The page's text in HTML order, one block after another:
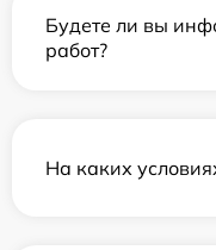
Будете ли вы
работ?
На каких